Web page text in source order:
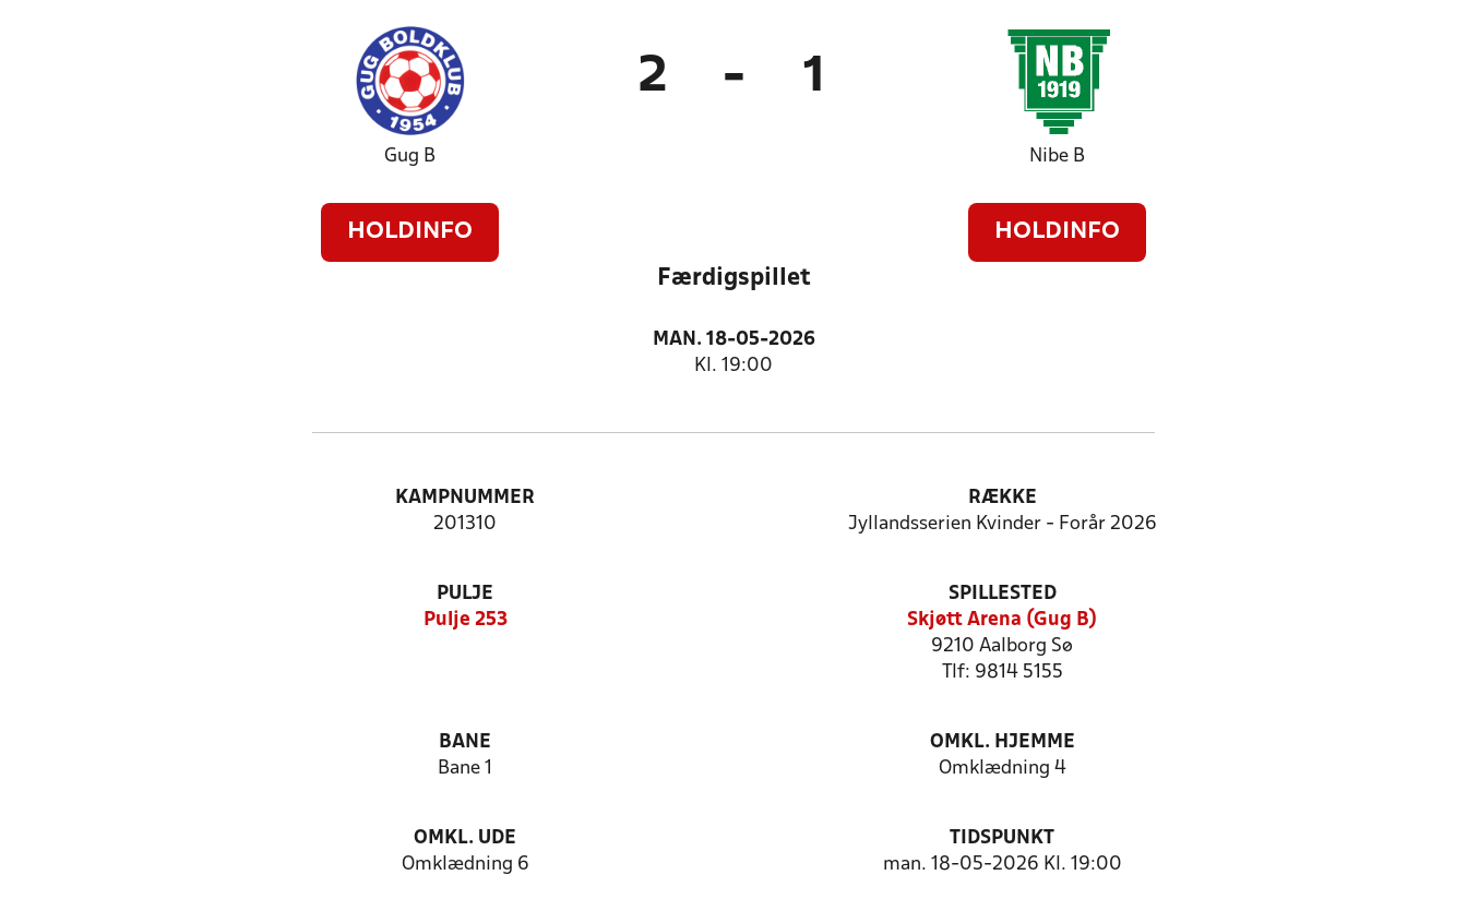
Gug B
HOLDINFO
2 - 1
Nibe B
HOLDINFO
Færdigspillet
MAN. 18-05-2026
Kl. 19:00
KAMPNUMMER
201310
RÆKKE
Jyllandsserien Kvinder - Forår 2026
PULJE
Pulje 253
SPILLESTED
Skjøtt Arena (Gug B)
9210 Aalborg Sø
Tlf: 9814 5155
BANE
Bane 1
OMKL. HJEMME
Omklædning 4
OMKL. UDE
Omklædning 6
TIDSPUNKT
man. 18-05-2026 Kl. 19:00